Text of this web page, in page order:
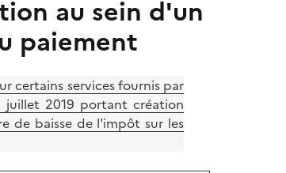
au sein d'un
paiement
certains services fournis par
juillet 2019 portant création
de baisse de l'impôt sur les